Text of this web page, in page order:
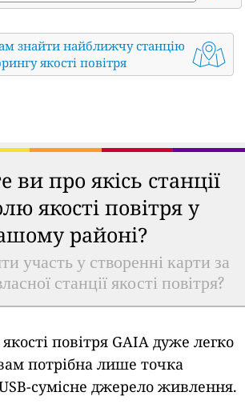
знайти найближчу станцію
якості повітря
ви про якісь станції
якості повітря у
районі?
участь у створенні карти за
станції якості повітря?
повітря GAIA дуже легко
потрібна лише точка
сумісне джерело живлення.